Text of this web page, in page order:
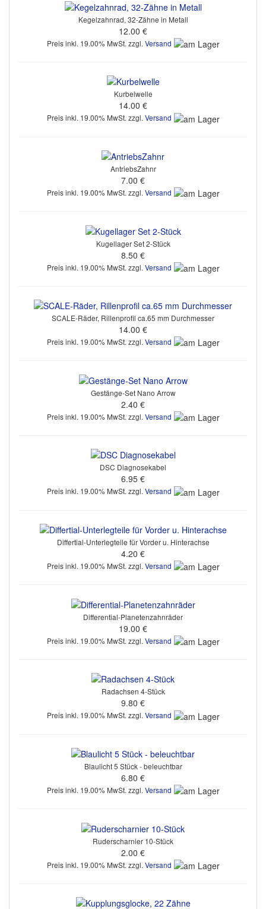
Kegelzahnrad, 32-Zähne in Metall
12.00 €
Preis inkl. 19.00% MwSt. zzgl. Versand
Kurbelwelle
14.00 €
Preis inkl. 19.00% MwSt. zzgl. Versand
AntriebsZahnr
7.00 €
Preis inkl. 19.00% MwSt. zzgl. Versand
Kugellager Set 2-Stück
8.50 €
Preis inkl. 19.00% MwSt. zzgl. Versand
SCALE-Räder, Rillenprofil ca.65 mm Durchmesser
14.00 €
Preis inkl. 19.00% MwSt. zzgl. Versand
Gestänge-Set Nano Arrow
2.40 €
Preis inkl. 19.00% MwSt. zzgl. Versand
DSC Diagnosekabel
6.95 €
Preis inkl. 19.00% MwSt. zzgl.Versand
Differtial-Unterlegteile für Vorder u. Hinterachse
4.20 €
Preis inkl. 19.00% MwSt. zzgl. Versand
Differential-Planetenzahnräder
19.00 €
Preis inkl. 19.00% MwSt. zzgl. Versand
Radachsen 4-Stück
9.80 €
Preis inkl. 19.00% MwSt. zzgl.Versand
Blaulicht 5 Stück - beleuchtbar
6.80 €
Preis inkl. 19.00% MwSt. zzgl. Versand
Ruderscharnier 10-Stück
2.00 €
Preis inkl. 19.00% MwSt. zzgl. Versand